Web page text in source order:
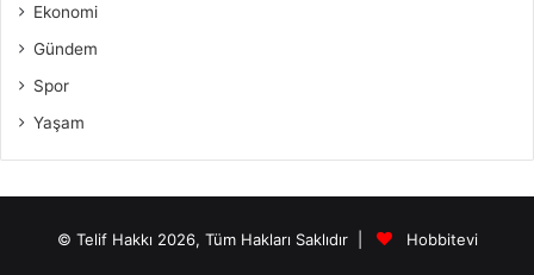
Ekonomi
Gündem
Spor
Yaşam
© Telif Hakkı 2026, Tüm Hakları Saklıdır | Hobbitevi